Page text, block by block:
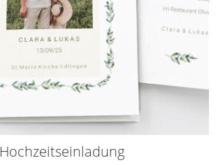
Hochzeitseinladung